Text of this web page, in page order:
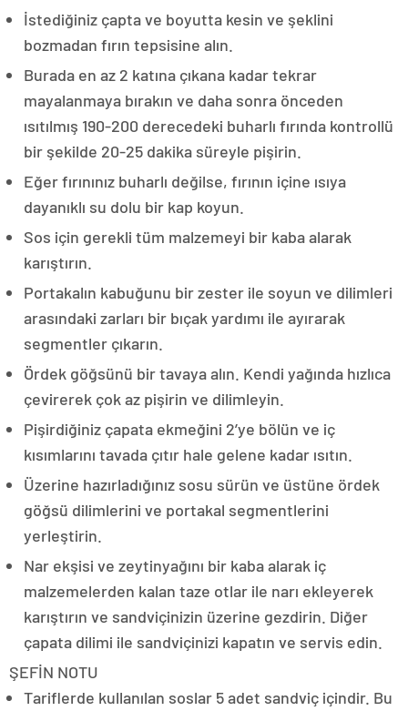
İstediğiniz çapta ve boyutta kesin ve şeklini
bozmadan fırın tepsisine alın.
Burada en az 2 katına çıkana kadar tekrar
mayalanmaya bırakın ve daha sonra önceden
ısıtılmış 190-200 derecedeki buharlı fırında kontrollü
bir şekilde 20-25 dakika süreyle pişirin.
Eğer fırınınız buharlı değilse, fırının içine ısıya
dayanıklı su dolu bir kap koyun.
Sos için gerekli tüm malzemeyi bir kaba alarak
karıştırın.
Portakalın kabuğunu bir zester ile soyun ve dilimleri
arasındaki zarları bir bıçak yardımı ile ayırarak
segmentler çıkarın.
Ördek göğsünü bir tavaya alın. Kendi yağında hızlıca
çevirerek çok az pişirin ve dilimleyin.
Pişirdiğiniz çapata ekmeğini 2’ye bölün ve iç
kısımlarını tavada çıtır hale gelene kadar ısıtın.
Üzerine hazırladığınız sosu sürün ve üstüne ördek
göğsü dilimlerini ve portakal segmentlerini
yerleştirin.
Nar ekşisi ve zeytinyağını bir kaba alarak iç
malzemelerden kalan taze otlar ile narı ekleyerek
karıştırın ve sandviçinizin üzerine gezdirin. Diğer
çapata dilimi ile sandviçinizi kapatın ve servis edin.
ŞEFİN NOTU
Tariflerde kullanılan soslar 5 adet sandviç içindir. Bu